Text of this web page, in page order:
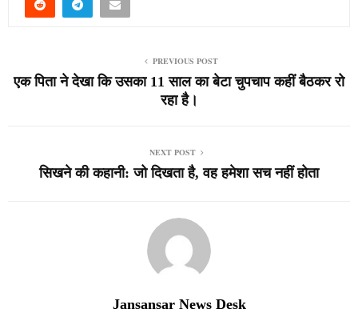
PREVIOUS POST
एक पिता ने देखा कि उसका 11 साल का बेटा चुपचाप कहीं बैठकर रो
रहा है।
NEXT POST
सिखने की कहानी: जो दिखता है, वह हमेशा सच नहीं होता
Jansansar News Desk